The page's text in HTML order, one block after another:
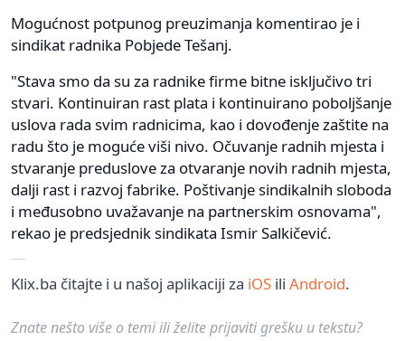
Mogućnost potpunog preuzimanja komentirao je i
sindikat radnika Pobjede Tešanj.
"Stava smo da su za radnike firme bitne isključivo tri
stvari. Kontinuiran rast plata i kontinuirano poboljšanje
uslova rada svim radnicima, kao i dovođenje zaštite na
radu što je moguće viši nivo. Očuvanje radnih mjesta i
stvaranje preduslove za otvaranje novih radnih mjesta,
dalji rast i razvoj fabrike. Poštivanje sindikalnih sloboda
i međusobno uvažavanje na partnerskim osnovama",
rekao je predsjednik sindikata Ismir Salkičević.
Klix.ba čitajte i u našoj aplikaciji za iOS ili Android.
Znate nešto više o temi ili želite prijaviti grešku u tekstu?